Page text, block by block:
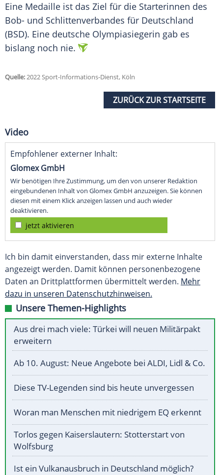
Eine Medaille ist das Ziel für die Starterinnen des
Bob- und Schlittenverbandes für Deutschland
(BSD). Eine deutsche Olympiasiegerin gab es
bislang noch nie.
Quelle:2022 Sport-Informations-Dienst, Köln
ZURÜCK ZUR STARTSEITE
Video
Empfohlener externer Inhalt:
Glomex GmbH
Wir benötigen Ihre Zustimmung, um den von unserer Redaktion
eingebundenen Inhalt von Glomex GmbH anzuzeigen. Sie können
diesen mit einem Klick anzeigen lassen und auch wieder
deaktivieren.
jetzt aktivieren
Ich bin damit einverstanden, dass mir externe Inhalte
angezeigt werden. Damit können personenbezogene
Daten an Drittplattformen übermittelt werden. Mehr
dazu in unseren Datenschutzhinweisen.
Unsere Themen-Highlights
Aus drei mach viele: Türkei will neuen Militärpakt
erweitern
Ab 10. August: Neue Angebote bei ALDI, Lidl & Co.
Diese TV-Legenden sind bis heute unvergessen
Woran man Menschen mit niedrigem EQ erkennt
Torlos gegen Kaiserslautern: Stotterstart von
Wolfsburg
Ist ein Vulkanausbruch in Deutschland möglich?